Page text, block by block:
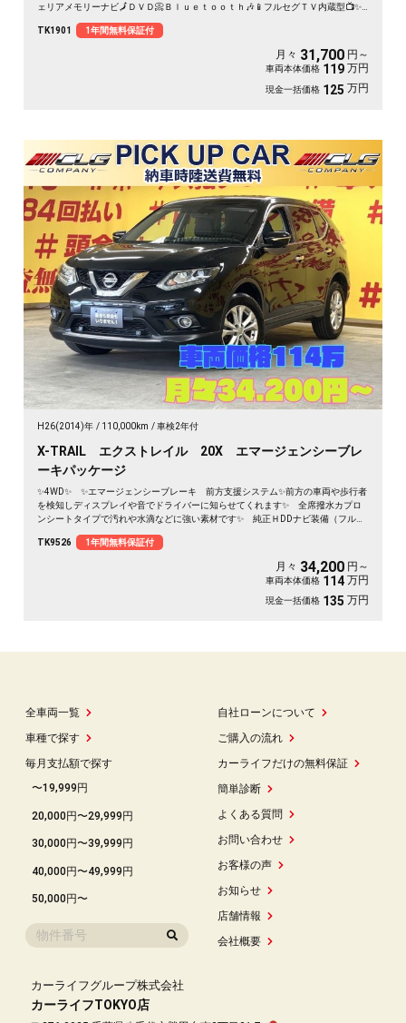
ェリアメモリーナビ🗾ＤＶＤ📀Ｂｌｕｅｔｏｏｔｈ🎶📱フルセグＴＶ内蔵型📺✨
りラクラクの両側パワースライドドア🤱✨運転席シートヒーター付き💺プッシュ
TK1901 1年間無料保証付
月々 31,700 円～
車両本体価格 119 万円
現金一括価格 125 万円
H26(2014)年 110,000km 車検2年付
X-TRAIL エクストレイル 20X エマージェンシーブレ
ーキパッケージ
✨4WD✨ ✨エマージェンシーブレーキ 前方支援システム✨前方の車両や歩行者
を検知しディスプレイや音でドライバーに知らせてくれます✨ 全席撥水カプロ
ンシートタイプで汚れや水滴などに強い素材です✨ 純正ＨDDナビ装備（フルセ
ます！） 豪華な安全装備多数✨エマージェンシーブレーキやバック&サイドカメ
ラ&アラウンドビューモニター&クリアランスソナーつきで安心ドライブが楽しめ
TK9526 1年間無料保証付
月々 34,200 円～
車両本体価格 114 万円
現金一括価格 135 万円
全車両一覧
車種で探す
毎月支払額で探す
〜19,999円
20,000円〜29,999円
30,000円〜39,999円
40,000円〜49,999円
50,000円〜
自社ローンについて
ご購入の流れ
カーライフだけの無料保証
簡単診断
よくある質問
お問い合わせ
お客様の声
お知らせ
店舗情報
会社概要
カーライフグループ株式会社
カーライフTOKYO店